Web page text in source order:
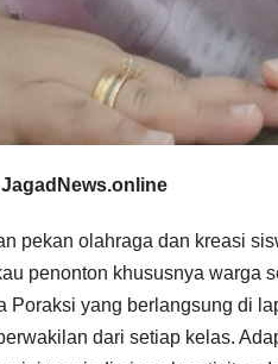
pekan olahraga dan kreasi
penonton khususnya warga
Poraksi yang berlangsung di
dari setiap kelas.